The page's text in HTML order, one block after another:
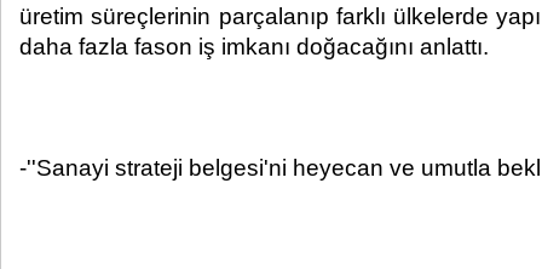
üretim süreçlerinin parçalanıp farklı ülkelerde
daha fazla fason iş imkanı doğacağını anlattı.
-''Sanayi strateji belgesi'ni heyecan ve umutla